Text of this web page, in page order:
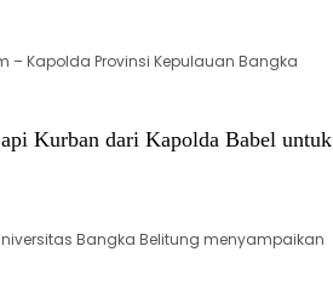
– Kapolda Provinsi Kepulauan Bangka
Kurban dari Kapolda Babel untuk
Bangka Belitung menyampaikan